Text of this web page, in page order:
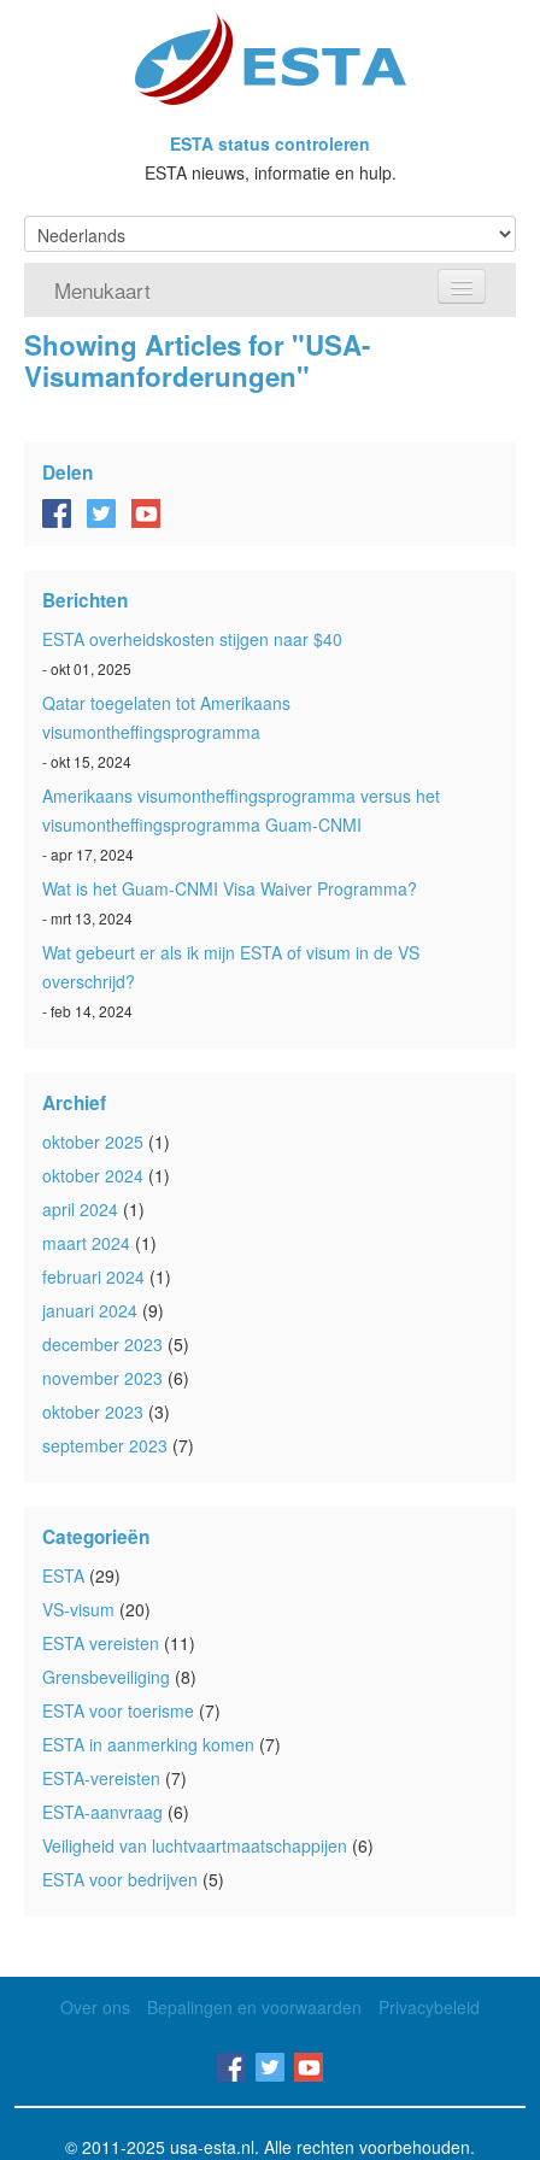
ESTA status controleren
ESTA nieuws, informatie en hulp.
Menukaart
Home
Doe een aanvraag voor ESTA
VWP
ESTA-artikelen
Neem contact op met
Showing Articles for "USA-
Visumanforderungen"
Delen
Berichten
ESTA overheidskosten stijgen naar $40
- okt 01, 2025
Qatar toegelaten tot Amerikaans
visumontheffingsprogramma
- okt 15, 2024
Amerikaans visumontheffingsprogramma versus het
visumontheffingsprogramma Guam-CNMI
- apr 17, 2024
Wat is het Guam-CNMI Visa Waiver Programma?
- mrt 13, 2024
Wat gebeurt er als ik mijn ESTA of visum in de VS
overschrijd?
- feb 14, 2024
Archief
oktober 2025 (1)
oktober 2024 (1)
april 2024 (1)
maart 2024 (1)
februari 2024 (1)
januari 2024 (9)
december 2023 (5)
november 2023 (6)
oktober 2023 (3)
september 2023 (7)
Categorieën
ESTA (29)
VS-visum (20)
ESTA vereisten (11)
Grensbeveiliging (8)
ESTA voor toerisme (7)
ESTA in aanmerking komen (7)
ESTA-vereisten (7)
ESTA-aanvraag (6)
Veiligheid van luchtvaartmaatschappijen (6)
ESTA voor bedrijven (5)
Over ons Bepalingen en voorwaarden Privacybeleid
© 2011-2025 usa-esta.nl. Alle rechten voorbehouden.